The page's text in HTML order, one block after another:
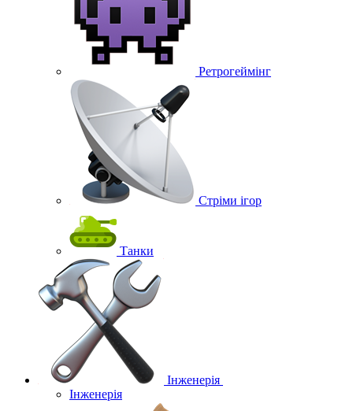
Ретрогеймінг
Стріми ігор
Танки
Інженерія
Інженерія